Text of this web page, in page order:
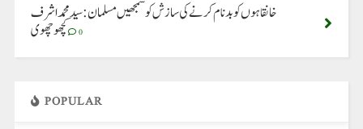
خانقاہوں کو بدنام کرنے کی سازش کو سمجھیں مسلمان: سید محمد اشرف
کچھوچھوی 0
POPULAR